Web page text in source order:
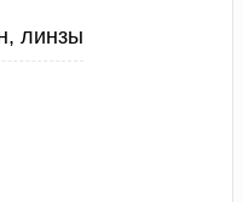
линзы